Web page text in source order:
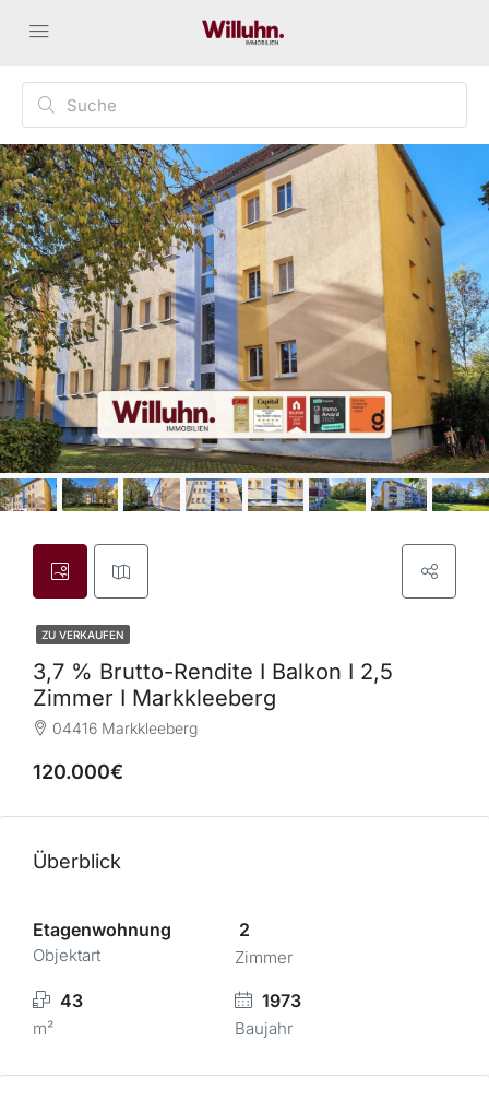
ZU VERKAUFEN
3,7 % Brutto-Rendite I Balkon I 2,5
Zimmer I Markkleeberg
04416 Markkleeberg
120.000€
Überblick
Etagenwohnung
Objektart
2
Zimmer
43
m²
1973
Baujahr